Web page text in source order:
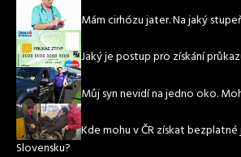
Mám cirhózu jater. Na jaký
Jaký je postup pro získání
Můj syn nevidí na jedno oko.
Kde mohu v ČR získat
Slovensku?